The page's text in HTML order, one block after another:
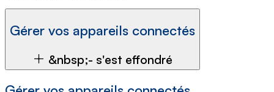
Gérer vos appareils connectés
&nbsp;- s'est effondré